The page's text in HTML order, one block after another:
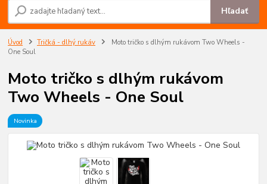
Hľadať
Úvod Tričká - dlhý rukáv
Moto tričko s dlhým rukávom Two Wheels -
One Soul
Moto tričko s dlhým rukávom
Two Wheels - One Soul
Novinka